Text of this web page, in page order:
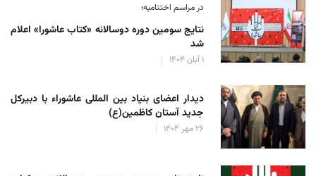
در مراسم اختتامیه؛
نتایج سومین دوره‌ دوسالانه‌ «کتاب عاشورا» اعلام
شد
۱ آبان ۱۴۰۴
دیدار اعضای بنیاد بین المللی عاشوراء با دبیرکل
جدید آستان کاظمین(ع)
۲۶ مهر ۱۴۰۴